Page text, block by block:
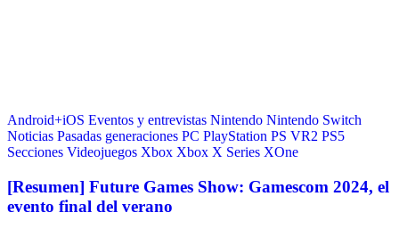
Android+iOS Eventos y entrevistas Nintendo Nintendo Switch
Noticias Pasadas generaciones PC PlayStation PS VR2 PS5
Secciones Videojuegos Xbox Xbox X Series XOne
[Resumen] Future Games Show: Gamescom 2024, el
evento final del verano